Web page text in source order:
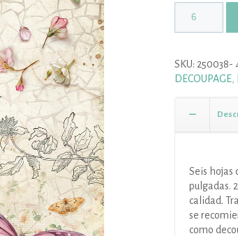
SKU: 250038-
DECOUPAGE,
Seis hojas
pulgadas.
calidad.
se
como